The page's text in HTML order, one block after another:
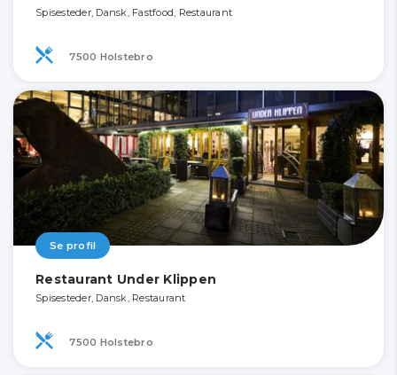
Spisesteder, Dansk, Fastfood, Restaurant
7500 Holstebro
Se profil
Restaurant Under Klippen
Spisesteder, Dansk, Restaurant
7500 Holstebro